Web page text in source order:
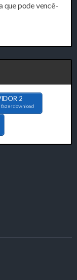
que pode vencê-
2
download